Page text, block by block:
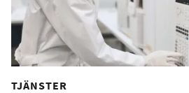
TJÄNSTER